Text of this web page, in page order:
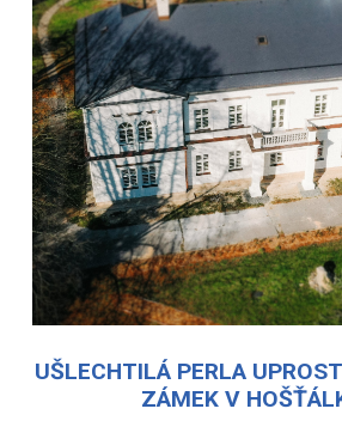
UŠLECHTILÁ PERLA
ZÁMEK V